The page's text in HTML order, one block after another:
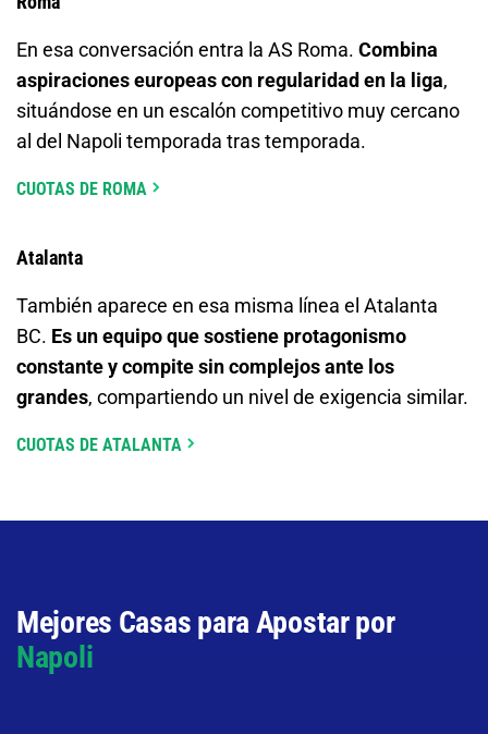
En esa conversación entra la AS Roma. Combina
aspiraciones europeas con regularidad en la liga,
situándose en un escalón competitivo muy cercano
al del Napoli temporada tras temporada.
CUOTAS DE ROMA
Atalanta
También aparece en esa misma línea el Atalanta
BC. Es un equipo que sostiene protagonismo
constante y compite sin complejos ante los
grandes, compartiendo un nivel de exigencia similar.
CUOTAS DE ATALANTA
Mejores Casas para Apostar por
Napoli